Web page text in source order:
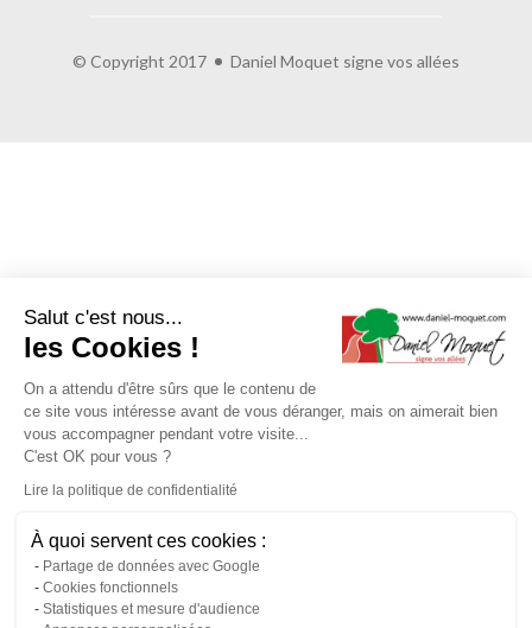
© Copyright 2017 Daniel Moquet signe vos allées
Salut c'est nous...
les Cookies !
On a attendu d'être sûrs que le contenu de
ce site vous intéresse avant de vous déranger, mais on aimerait bien
vous accompagner pendant votre visite...
C'est OK pour vous ?
Lire la politique de confidentialité
À quoi servent ces cookies :
Partage de données avec Google
Cookies fonctionnels
Statistiques et mesure d'audience